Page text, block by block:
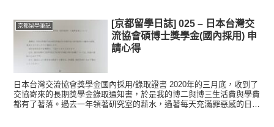
京都留學筆記
[京都留學日誌] 025 – 日本台灣交
流協會碩博士獎學金(國內採用) 申
請心得
日本台灣交流協會獎學金國內採用/錄取證書 2020年的三月底，收到了
交協寄來的長期獎學金錄取通知書，於是我的博二與博三生活費與學費
都有了著落。過去一年領著研究室的薪水，過著每天充滿罪惡感的日子